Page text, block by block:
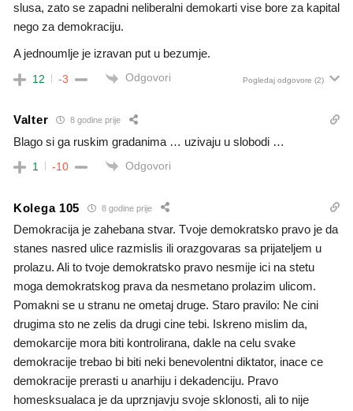
slusa, zato se zapadni neliberalni demokarti vise bore za kapital
nego za demokraciju.
A jednoumlje je izravan put u bezumje.
12 -3 Odgovori Pogledaj odgovore (2)
Valter 8 godine prije
Blago si ga ruskim gradanima … uzivaju u slobodi …
1 -10 Odgovori
Kolega 105 8 godine prije
Demokracija je zahebana stvar. Tvoje demokratsko pravo je da
stanes nasred ulice razmislis ili orazgovaras sa prijateljem u
prolazu. Ali to tvoje demokratsko pravo nesmije ici na stetu
moga demokratskog prava da nesmetano prolazim ulicom.
Pomakni se u stranu ne ometaj druge. Staro pravilo: Ne cini
drugima sto ne zelis da drugi cine tebi. Iskreno mislim da,
demokarcije mora biti kontrolirana, dakle na celu svake
demokracije trebao bi biti neki benevolentni diktator, inace ce
demokracije prerasti u anarhiju i dekadenciju. Pravo
homesksualaca je da uprznjavju svoje sklonosti, ali to nije